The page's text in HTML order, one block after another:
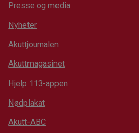
Presse og media
Nyheter
Akuttjournalen
Akuttmagasinet
Hjelp 113-appen
Nødplakat
Akutt-ABC